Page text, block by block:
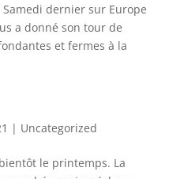
Samedi dernier sur Europe
a donné son tour de
et fermes à la
| Uncategorized
le printemps. La